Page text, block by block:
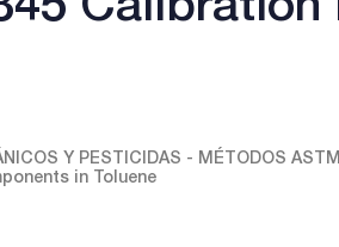
Y PESTICIDAS - MÉTODOS ASTM
in Toluene